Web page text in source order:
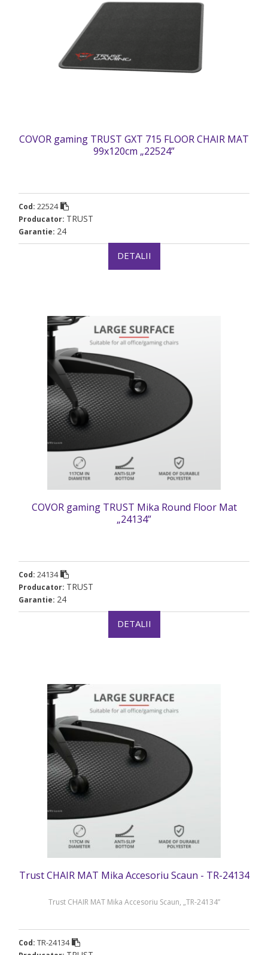
COVOR gaming TRUST GXT 715 FLOOR CHAIR MAT
99x120cm „22524”
Cod: 22524
Producator: TRUST
Garantie: 24
DETALII
COVOR gaming TRUST Mika Round Floor Mat
„24134”
Cod: 24134
Producator: TRUST
Garantie: 24
DETALII
Trust CHAIR MAT Mika Accesoriu Scaun - TR-24134
Trust CHAIR MAT Mika Accesoriu Scaun, „TR-24134”
Cod: TR-24134